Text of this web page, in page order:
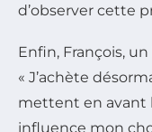
d’observer cette
Enfin, François,
« J’achète
mettent en avant
influence mon